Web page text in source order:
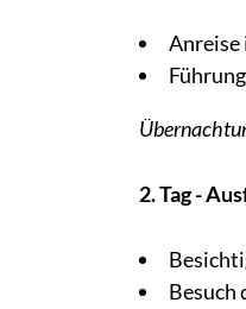
Anreise
2. Tag -
Besuch